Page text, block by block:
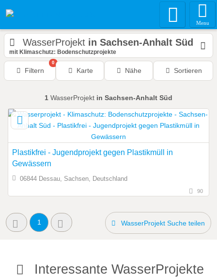
Menu
WasserProjekt in Sachsen-Anhalt Süd
mit Klimaschutz: Bodenschutzprojekte
Filtern
0
Karte Nähe Sortieren
1 WasserProjekt in Sachsen-Anhalt Süd
Plastikfrei - Jugendprojekt gegen Plastikmüll in
Gewässern
06844 Dessau, Sachsen, Deutschland
90
1 WasserProjekt Suche teilen
Interessante WasserProjekte